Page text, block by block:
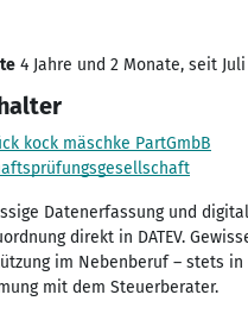
4 Jahre und 2 Monate, seit Juli
kock mäschke PartGmbB
Datenerfassung und
direkt in DATEV.
im Nebenberuf – stets in
mit dem Steuerberater.